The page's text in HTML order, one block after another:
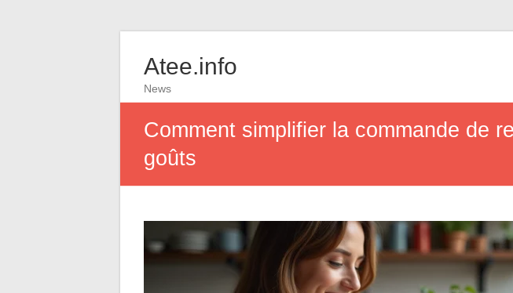
Atee.info
News
Comment simplifier la commande de
goûts